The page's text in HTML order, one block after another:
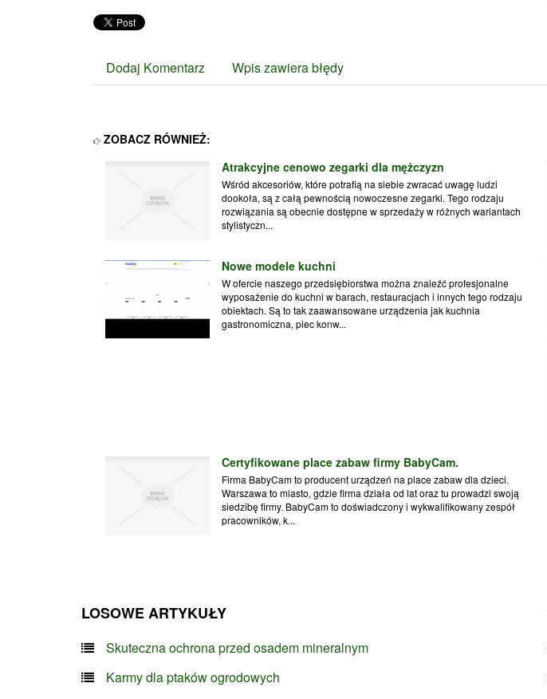
Dodaj Komentarz Wpis zawiera błędy
ZOBACZ RÓWNIEŻ:
Atrakcyjne cenowo zegarki dla mężczyzn
Wśród akcesoriów, które potrafią na siebie zwracać uwagę ludzi
dookoła, są z całą pewnością nowoczesne zegarki. Tego rodzaju
rozwiązania są obecnie dostępne w sprzedaży w różnych wariantach
stylistyczn...
Nowe modele kuchni
W ofercie naszego przedsiębiorstwa można znaleźć profesjonalne
wyposażenie do kuchni w barach, restauracjach i innych tego rodzaju
obiektach. Są to tak zaawansowane urządzenia jak kuchnia
gastronomiczna, piec konw...
Certyfikowane place zabaw firmy BabyCam.
Firma BabyCam to producent urządzeń na place zabaw dla dzieci.
Warszawa to miasto, gdzie firma działa od lat oraz tu prowadzi swoją
siedzibę firmy. BabyCam to doświadczony i wykwalifikowany zespół
pracowników, k...
LOSOWE ARTYKUŁY
Skuteczna ochrona przed osadem mineralnym
Karmy dla ptaków ogrodowych